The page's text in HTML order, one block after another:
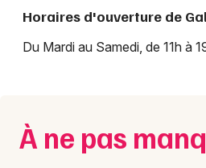
Horaires d'ouverture de
Du Mardi au Samedi, de 11h à
À ne pas